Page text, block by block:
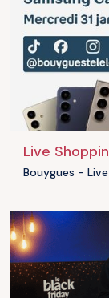
Live
Bouygues -